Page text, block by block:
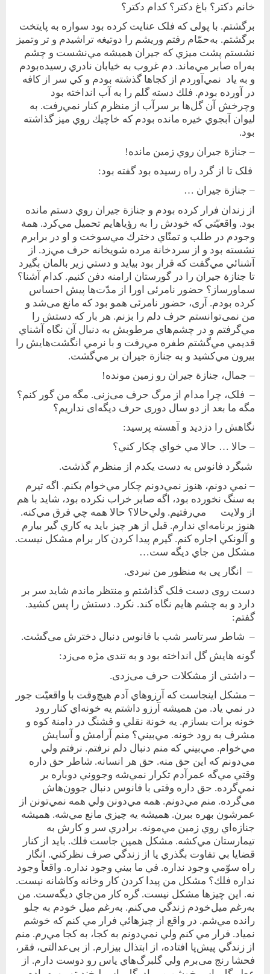
خانم دکتر؟ باغ دکتر؟ کدام دکتر؟
برگشتم. با پولی که فلک عنايت کرده بود سواره به پايتخت
برگشتم. به‌حمّام رفتم و‌ريشم را دو‌تيغه تراشيدم و تر و‌تميز
نشستم پشت ميزي كه جيران هميشه مي‌نشست و چشم
به‌راه صابر مي‌ماند. دم غروب به خيابان نادري رسيده‌بودم
و به ياد نمي‌آوردم از كجا‌ها گذشته بودم و كي سر از كافه
در آورده بودم. فلك دسته گلم را به آب انداخته بود
و‌چرخش آن گل‌ها بر سر‌آب از منظرم كنار نمي‌رفت. به
ليوان آبجوي خيره مانده بودم كه خاچيك روي ميز گذاشته
بود.
– جنازة جيران روي زمين مانده!
فلک تا از گرد راه رسيده بود گفته بود:
– جنازة جيران …
از زندان فرار كرده بودم و جنازة جيران روي دستم مانده
بود. واقعيّتي كه خودش را به رؤياهايم تحميل مي‌كرد. همة
وجودم در طلب و تمنّاي دخترك مي‌سوخت و او در برابرم
نشسته بود و از سردخانة مرده شويخانه حرف مي‌زد. از‌
آشنائي‌ مي‌گفت كه قرار بود بيايد و دستي زير بالمان بگيرد
تا جنازة جيران را در گورستان ارامنه دفن كنيم. کدام آشنا؟
سماورساز؟ حضور نامرئی اورا از مدّت‌ها پيش احساس
کرده بودم. آری، حضور نامرئی همو بود که مانع می‌شد و
من نمی‌توانستم حرف دلم را بزنم. هر بار كه دستش را
مي‌گرفتم و در چشم‌هاي مرطوبش به دنبال آن نگاه آشناي
قديمي مي‌گشتم طفره مي‌رفت و با نرمي انگشت‌هايش را
بيرون مي‌كشيد و به جنازة جيران بر مي‌گشت.
– جمال، جنازة جيران رو زمين مونده!
– فلک، چرا مدام از مرگ حرف می‌زنی. مگه من گور کنم؟
مگه ما بعد از دو سال دوری حرف ديگه‌ای نداريم؟
نگاهش را دزديد و آهسته پرسيد:
– حالا … حالا مي خواي چكار كني؟
شبگرد فانوس به دست يکدم از منظرم گذشت.
– نمي دونم، هنوز نمي‌دونم چكار مي‌‌خوام بكنم. اگه‌ تيرم
به ‌سنگ نخورده بود، اگه صابر خراب نكرده بود، شايد با هم
از ولايت مي‌رفتيم. ولي‌حالا؟ حالا همه چي فرق مي‌كنه.
هنوز برنامه‌اي ندارم. قبل از هر چيز بايد يه كاري گير بيارم
و آلونكي اجاره كنم. گيرم پيدا كردن كار برام مشکل نيست.
مشکل من جاي ديگه ست…
– انگار پی به منظور من نبردی.
دست روی دست فلک گذاشتم و منتظر‌ ماندم شايد سر‌ بر
دارد و به چشم هايم نگاه کند. نکرد. دستش را پس کشيد.
گفتم:
– شاطر سرتاسر شب با فانوس دنبال دخترش می‌گشت.
گونه هايش گل انداخته بود و به تندی مژه می‌زد:
– داشتی از مشکلات حرف می‌زدی.
– مشکل اينجاست كه آرزو‌هاي آدم هيچ‌وقت با واقعيّت جور
در نمي ياد. من هميشه آرزو داشتم يه خونه‌اي كنار رود
خونه برات بسازم. يه خونة نقلي و قشنگ در دامنة كوه و
مشرف به رود خونه. مي‌بيني؟ منم آرامش و آسايش
مي‌خوام. مي‌بيني كه منم دنبال دلم نرفتم. نرفتم ولي
مي‌دونم كه اين حق منه. حق هر انسانه. شاطر حق داره
وقتي مي‌گه عمر‌آدم تكرار نمي‌شه و‌جووني دوباره بر
‌نمي‌گرده. حق داره وقتی با فانوس دنبال جوون‌هاش
می‌گرده. منم مي‌دونم. همه مي‌دونن ولي همه نمي‌تونن از
عمرشون بهره ببرن. هميشه يه چيزي مانع مي‌شه. هميشه
جنازه‌اي روي زمين مي‌مونه. برادري سر و كارش به
تيمارستان مي‌كشه. مشكل همين جاست فلك. بايد از كنار
قضايا بي تفاوت بگذري يا از زندگي صرف نظركني. انگار
راه سوّمي وجود نداره. في ما بيني وجود نداره. واقعاً وجود
نداره فلك؟ مشکل من پيدا كردن كار و‌خانه و‌كاشانه نيست.
نه. اين چيزها مشکل نيست. گره‌ كار من‌جاي ديگه‌ست. من
به‌رغم ميل‌خودم زندگي مي‌كنم. به‌رغم ميل خودم به جلو
رانده مي‌شم. در واقع از چيزهائي فرار مي كنم كه خوشم
نمياد. فرار مي كنم ولي نمي‌دونم به كجا، به كجا مي‌رم. منم
از‌ زندگي پيش‌پا افتاده، از ‌ابتذال بيزارم. از بی‌عدالتی، فقر،
فحشا رنج می‌برم ولي گلبرگ‌هاي ياس رو دوست دارم. از